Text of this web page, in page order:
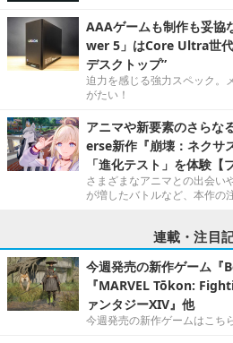
AAAゲームも制作も妥
wer 5」はCore Ultra世
デスクトップ”
迫力を感じる強力スペック。
がたい！
アニマや新要素のさらな
erse新作『崩壊：ネクサ
「進化テスト」を体験【
さまざまなアニマとの出会い
が増したバトルなど、本作の
連載・注目
今週発売の新作ゲーム『
『MARVEL Tōkon:
ァンタジーXIV』他
今週発売の新作ゲームはこちら